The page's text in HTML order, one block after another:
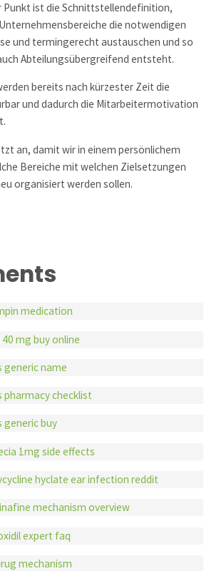
Punkt ist die Schnittstellendefinition,
die notwendigen
und termingerecht austauschen und so
Abteilungsübergreifend entsteht.
bereits nach kürzester Zeit die
und dadurch die Mitarbeitermotivation
an, damit wir in einem persönlichem
Bereiche mit welchen Zielsetzungen
organisiert werden sollen.
medication
40 mg buy online
generic name
pharmacy checklist
generic buy
1mg side effects
hyclate ear infection reddit
mechanism overview
expert faq
mechanism